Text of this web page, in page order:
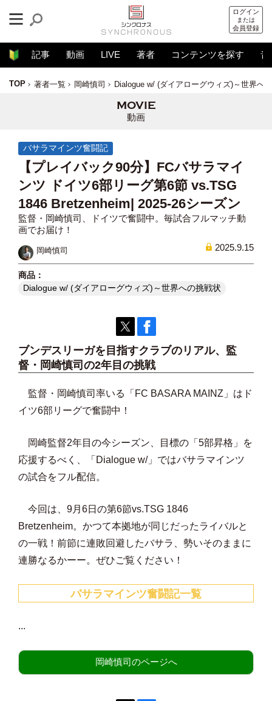
ログイン
または
会員登録
記事 動画 LIVE 著者 コンテンツを探す 音
TOP 著者一覧 岡崎慎司 Dialogue w/ (ダイアローグウィズ)～世界へ
動画
バサラマインツ奮闘記
【プレイバック90分】FCバサラマイ
ンツ ドイツ6部リーグ第6節 vs.TSG
1846 Bretzenheim| 2025-26シーズン
監督・岡崎慎司、ドイツで奮闘中。毎試合フルマッチ動
画でお届け！
岡崎慎司 2025.9.15
Dialogue w/ (ダイアローグウィズ)～世界への挑戦状
ブンデスリーガを目指すクラブのリアル、監
督・岡崎慎司の2年目の挑戦
監督・岡崎慎司率いる「FC BASARA MAINZ」はド
イツ6部リーグで奮闘中！
岡崎監督2年目の今シーズン、目標の「5部昇格」を
応援するべく、「Dialogue w/」ではバサラマインツ
の試合をフル配信。
今回は、9月6日の第6節vs.TSG 1846
Bretzenheim。かつて本拠地が同じだったライバルと
の一戦！前節に連敗回避したバサラ、勢いそのままに
連勝なるかーー。ぜひご覧ください！
バサラマインツ奮闘記一覧
...
岡崎慎司のページへ